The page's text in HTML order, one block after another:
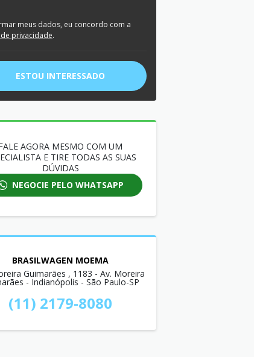
meus dados, eu concordo com a
privacidade.
ESTOU INTERESSADO
AGORA MESMO COM UM
E TIRE TODAS AS SUAS
DÚVIDAS
NEGOCIE PELO WHATSAPP
BRASILWAGEN MOEMA
Guimarães , 1183 - Av. Moreira
- Indianópolis - São Paulo-SP
(11) 2179-8080